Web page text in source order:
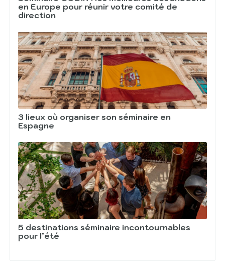
en Europe pour réunir votre comité de
direction
3 lieux où organiser son séminaire en
Espagne
5 destinations séminaire incontournables
pour l’été